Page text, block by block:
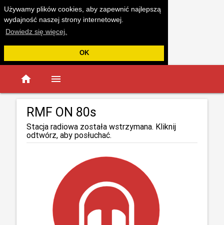
Używamy plików cookies, aby zapewnić najlepszą
wydajność naszej strony internetowej.
Dowiedz się więcej.
OK
home menu
RMF ON 80s
Stacja radiowa została wstrzymana. Kliknij
odtwórz, aby posłuchać.